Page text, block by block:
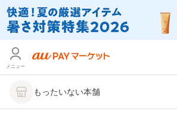
メニュー
もったいない本舗